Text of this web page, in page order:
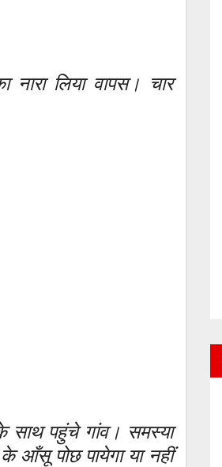
लिया वापस। चार
साथ पहुंचे गांव। समस्या
आँसू पोछ पायेगा या नहीं